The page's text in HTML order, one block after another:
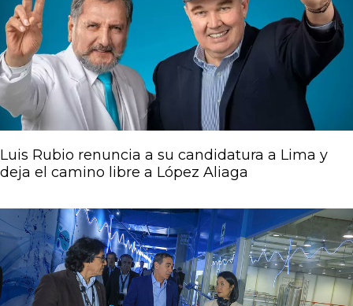
Luis Rubio renuncia a su candidatura a Lima y
deja el camino libre a López Aliaga